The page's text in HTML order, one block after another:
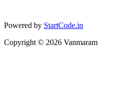
Powered by StartCode.in
Copyright © 2026 Vanmaram